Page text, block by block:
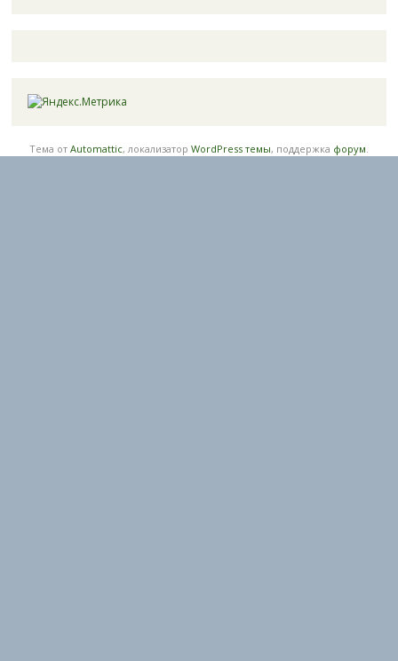
Тема от Automattic, локализатор WordPress темы, поддержка форум